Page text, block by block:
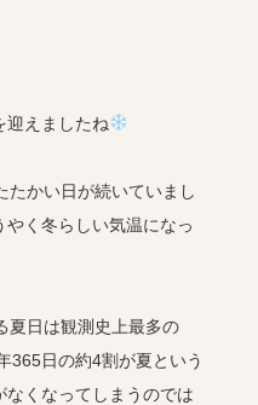
迎えましたね
たかい日が続いていまし
く冬らしい気温になっ
夏日は観測史上最多の
365日の約4割が夏という
なくなってしまうのでは